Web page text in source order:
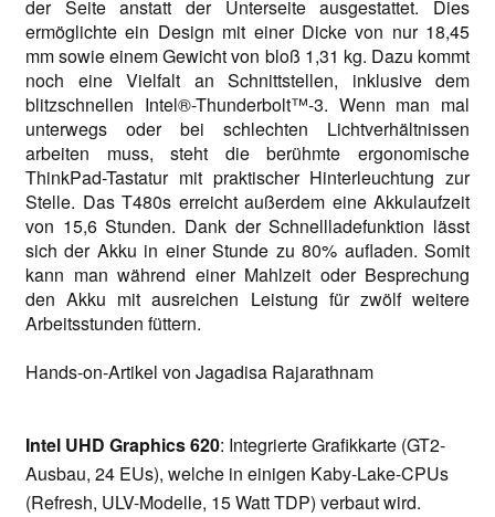
der Seite anstatt der Unterseite ausgestattet. Dies
ermöglichte ein Design mit einer Dicke von nur 18,45
mm sowie einem Gewicht von bloß 1,31 kg. Dazu kommt
noch eine Vielfalt an Schnittstellen, inklusive dem
blitzschnellen Intel®-Thunderbolt™-3. Wenn man mal
unterwegs oder bei schlechten Lichtverhältnissen
arbeiten muss, steht die berühmte ergonomische
ThinkPad-Tastatur mit praktischer Hinterleuchtung zur
Stelle. Das T480s erreicht außerdem eine Akkulaufzeit
von 15,6 Stunden. Dank der Schnellladefunktion lässt
sich der Akku in einer Stunde zu 80% aufladen. Somit
kann man während einer Mahlzeit oder Besprechung
den Akku mit ausreichen Leistung für zwölf weitere
Arbeitsstunden füttern.
Hands-on-Artikel von Jagadisa Rajarathnam
Intel UHD Graphics 620: Integrierte Grafikkarte (GT2-
Ausbau, 24 EUs), welche in einigen Kaby-Lake-CPUs
(Refresh, ULV-Modelle, 15 Watt TDP) verbaut wird.